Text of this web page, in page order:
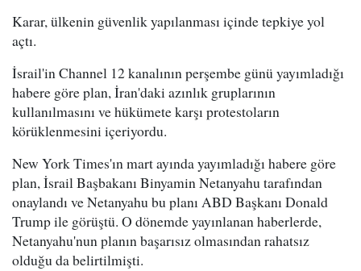
Karar, ülkenin güvenlik yapılanması içinde tepkiye yol
açtı.
İsrail'in Channel 12 kanalının perşembe günü yayımladığı
habere göre plan, İran'daki azınlık gruplarının
kullanılmasını ve hükümete karşı protestoların
körüklenmesini içeriyordu.
New York Times'ın mart ayında yayımladığı habere göre
plan, İsrail Başbakanı Binyamin Netanyahu tarafından
onaylandı ve Netanyahu bu planı ABD Başkanı Donald
Trump ile görüştü. O dönemde yayınlanan haberlerde,
Netanyahu'nun planın başarısız olmasından rahatsız
olduğu da belirtilmişti.